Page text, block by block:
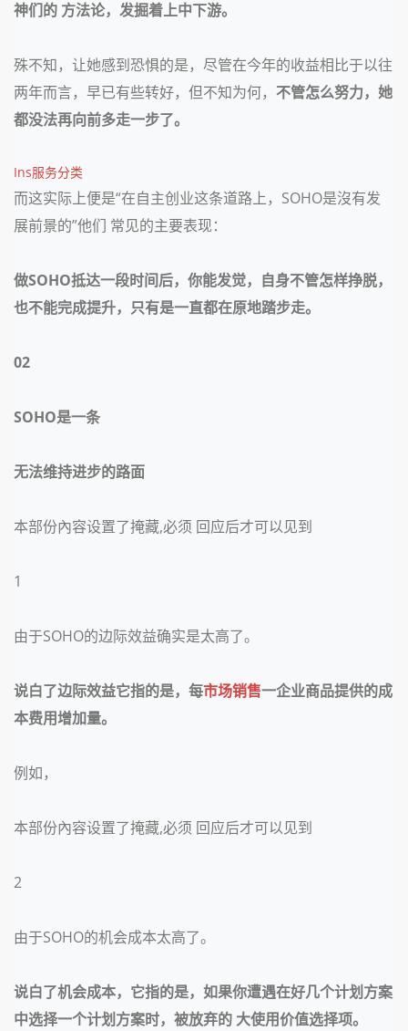
神们的 方法论，发掘着上中下游。
殊不知，让她感到恐惧的是，尽管在今年的收益相比于以往
两年而言，早已有些转好，但不知为何， 不管怎么努力，她
都没法再向前多走一步了。
Ins服务分类
而这实际上便是“在自主创业这条道路上，SOHO是沒有发
展前景的”他们 常见的主要表现：
做SOHO抵达一段时间后，你能发觉，自身不管怎样挣脱，
也不能完成提升，只有是一直都在原地踏步走。
02
SOHO是一条
无法维持进步的路面
本部份內容设置了掩藏,必须 回应后才可以见到
1
由于SOHO的边际效益确实是太高了。
说白了边际效益它指的是，每市场销售一企业商品提供的成
本费用增加量。
例如，
本部份內容设置了掩藏,必须 回应后才可以见到
2
由于SOHO的机会成本太高了。
说白了机会成本，它指的是，如果你遭遇在好几个计划方案
中选择一个计划方案时，被放弃的 大使用价值选择项。